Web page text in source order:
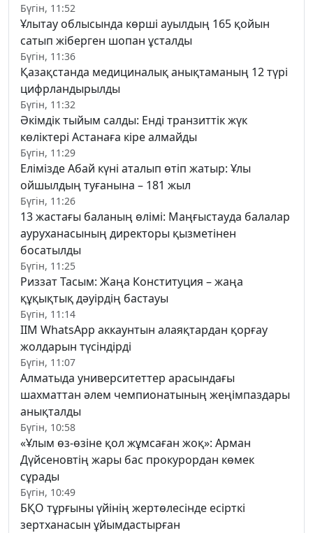
Бүгін, 11:52
Ұлытау облысында көрші ауылдың 165 қойын
сатып жіберген шопан ұсталды
Бүгін, 11:36
Қазақстанда медициналық анықтаманың 12 түрі
цифрландырылды
Бүгін, 11:32
Әкімдік тыйым салды: Енді транзиттік жүк
көліктері Астанаға кіре алмайды
Бүгін, 11:29
Елімізде Абай күні аталып өтіп жатыр: Ұлы
ойшылдың туғанына – 181 жыл
Бүгін, 11:26
13 жастағы баланың өлімі: Маңғыстауда балалар
ауруханасының директоры қызметінен
босатылды
Бүгін, 11:25
Риззат Тасым: Жаңа Конституция – жаңа
құқықтық дәуірдің бастауы
Бүгін, 11:14
ІІМ WhatsApp аккаунтын алаяқтардан қорғау
жолдарын түсіндірді
Бүгін, 11:07
Алматыда университеттер арасындағы
шахматтан әлем чемпионатының жеңімпаздары
анықталды
Бүгін, 10:58
«Ұлым өз-өзіне қол жұмсаған жоқ»: Арман
Дүйсеновтің жары бас прокурордан көмек
сұрады
Бүгін, 10:49
БҚО тұрғыны үйінің жертөлесінде есірткі
зертханасын ұйымдастырған